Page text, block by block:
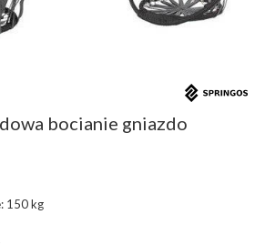
bocianie gniazdo
150 kg